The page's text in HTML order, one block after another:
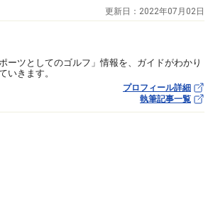
更新日： 2022年07月02日
ーツとしてのゴルフ」情報を、ガイドがわかり
いきます。
プロフィール詳細
執筆記事一覧